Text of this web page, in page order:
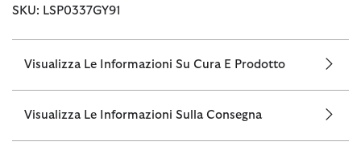
SKU: LSP0337GY91
Visualizza Le Informazioni Su Cura E Prodotto
Visualizza Le Informazioni Sulla Consegna